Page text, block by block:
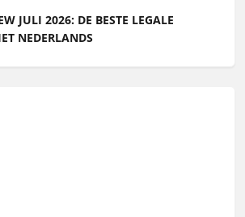
JULI 2026: DE BESTE LEGALE
NEDERLANDS